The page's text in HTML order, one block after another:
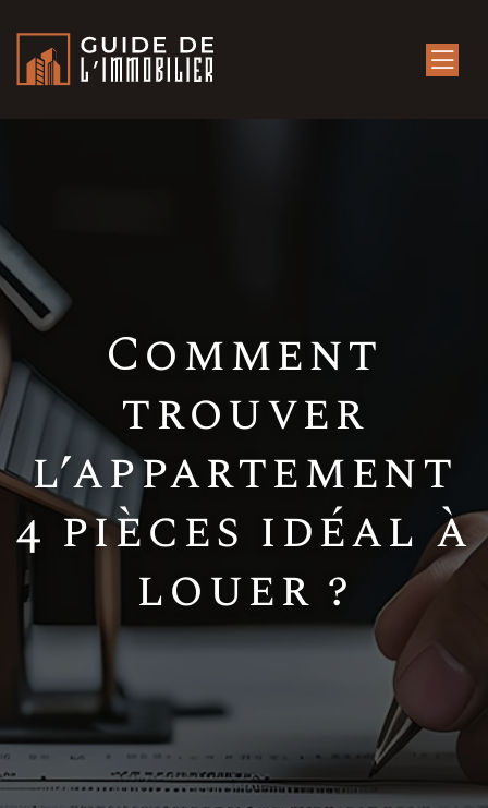
Comment
trouver
l’appartement
4 pièces idéal à
louer ?